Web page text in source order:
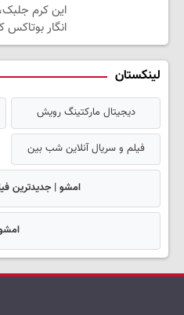
این کرم
انگار
لینکستان
دیجیتال مارکتینگ رویش
فیلم و سریال آنلاین شب بین
امشو | جدیدترین